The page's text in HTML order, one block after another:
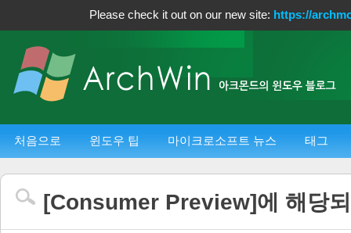
Please check it out on our new site: https://
처음으로 윈도우 팁 마이크로소프트 뉴스 태그
[Consumer Preview]에 해당